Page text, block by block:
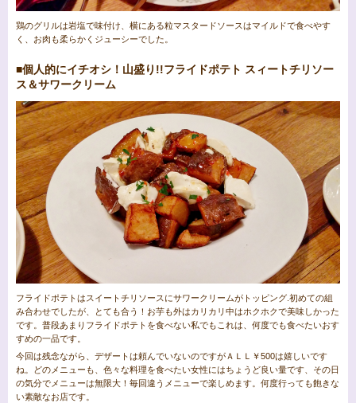
鶏のグリルは岩塩で味付け、横にある粒マスタードソースはマイルドで食べやす
く、お肉も柔らかくジューシーでした。
■個人的にイチオシ！山盛り!!フライドポテト スィートチリソー
ス＆サワークリーム
フライドポテトはスイートチリソースにサワークリームがトッピング.初めての組
み合わせでしたが、とても合う！お芋も外はカリカリ中はホクホクで美味しかった
です。普段あまりフライドポテトを食べない私でもこれは、何度でも食べたいおす
すめの一品です。
今回は残念ながら、デザートは頼んでいないのですがＡＬＬ￥500は嬉しいです
ね。どのメニューも、色々な料理を食べたい女性にはちょうど良い量です、その日
の気分でメニューは無限大！毎回違うメニューで楽しめます。何度行っても飽きな
い素敵なお店です。